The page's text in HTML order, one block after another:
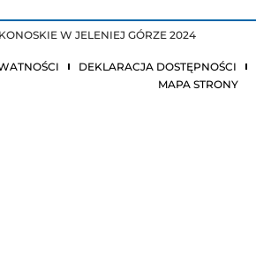
W JELENIEJ GÓRZE 2024
DEKLARACJA DOSTĘPNOŚCI
MAPA STRONY